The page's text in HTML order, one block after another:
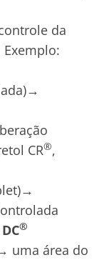
da
CR®,
DC®
uma área do